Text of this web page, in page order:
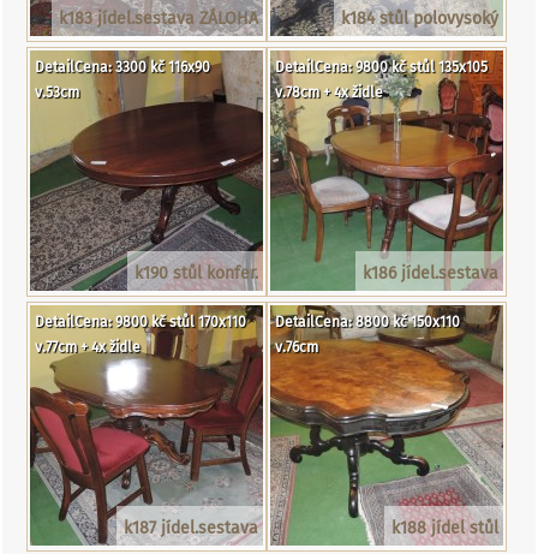
k183 jídel.sestava ZÁLOHA k184 stůl polovysoký
k190 stůl konfer.
DetailCena: 3300 kč 116x90
v.53cm
k186 jídel.sestava
DetailCena: 9800 kč stůl 135x105
v.78cm + 4x židle
k187 jídel.sestava
DetailCena: 9800 kč stůl 170x110
v.77cm + 4x židle
k188 jídel stůl
DetailCena: 8800 kč 150x110
v.76cm